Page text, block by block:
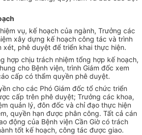
vụ, kế hoạch của ngành, Trưởng các
xây dựng kế hoạch công tác và trình
xét, phê duyệt để triển khai thực hiện.
hợp chịu trách nhiệm tổng hợp kế hoạch,
cho Bệnh viện, trình Giám đốc xem
cấp có thẩm quyền phê duyệt.
cho các Phó Giám đốc tổ chức triển
cấp trên phê duyệt; Trưởng các khoa,
quản lý, đôn đốc và chỉ đạo thực hiện
quyền hạn được phân công. Tất cả cán
động của Bệnh viện Cần Giờ có trách
tốt kế hoạch, công tác được giao.